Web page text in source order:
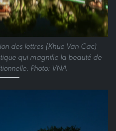
des lettres (Khue Van Cac)
qui magnifie la beauté de
Photo: VNA